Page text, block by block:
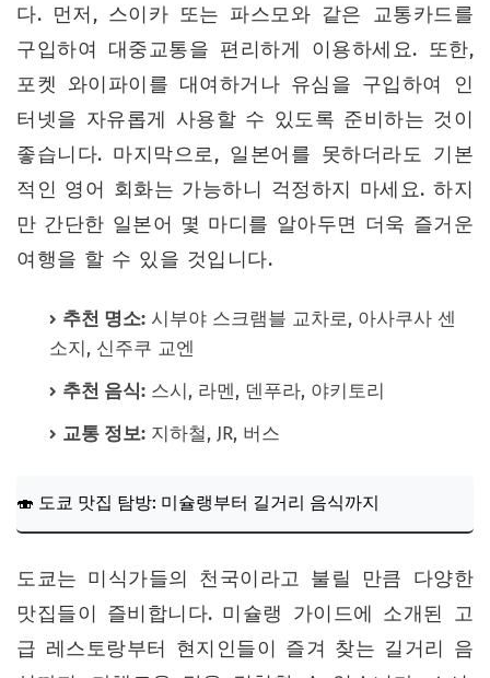
다. 먼저, 스이카 또는 파스모와 같은 교통카드를
구입하여 대중교통을 편리하게 이용하세요. 또한,
포켓 와이파이를 대여하거나 유심을 구입하여 인
터넷을 자유롭게 사용할 수 있도록 준비하는 것이
좋습니다. 마지막으로, 일본어를 못하더라도 기본
적인 영어 회화는 가능하니 걱정하지 마세요. 하지
만 간단한 일본어 몇 마디를 알아두면 더욱 즐거운
여행을 할 수 있을 것입니다.
추천 명소: 시부야 스크램블 교차로, 아사쿠사 센
소지, 신주쿠 교엔
추천 음식: 스시, 라멘, 덴푸라, 야키토리
교통 정보: 지하철, JR, 버스
🍣 도쿄 맛집 탐방: 미슐랭부터 길거리 음식까지
도쿄는 미식가들의 천국이라고 불릴 만큼 다양한
맛집들이 즐비합니다. 미슐랭 가이드에 소개된 고
급 레스토랑부터 현지인들이 즐겨 찾는 길거리 음